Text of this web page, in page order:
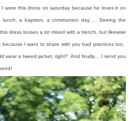
I wore this dress on saturday because he loves it on
a baptism, a communion day… Seeing the
dress looses a lot mixed with a trench, but likewise
because I want to share with you bad practices too.
wear a tweed jacket, right? And finally… I send you